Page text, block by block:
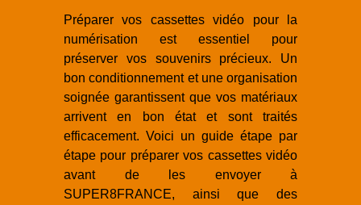
Préparer vos cassettes vidéo pour la
numérisation est essentiel pour
préserver vos souvenirs précieux. Un
bon conditionnement et une organisation
soignée garantissent que vos matériaux
arrivent en bon état et sont traités
efficacement. Voici un guide étape par
étape pour préparer vos cassettes vidéo
avant de les envoyer à
SUPER8FRANCE, ainsi que des